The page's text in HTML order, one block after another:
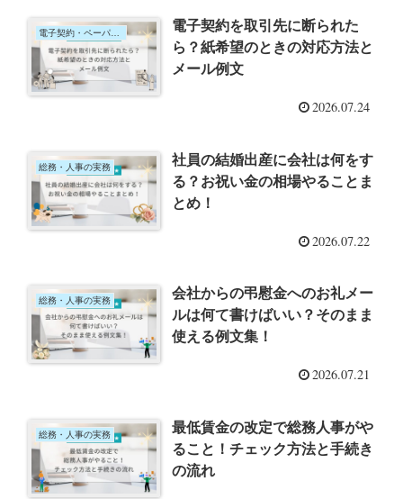
電子契約・ペーパーレス化
電子契約を取引先に断られた
ら？紙希望のときの対応方法と
メール例文
2026.07.24
総務・人事の実務
社員の結婚出産に会社は何をす
る？お祝い金の相場やることま
とめ！
2026.07.22
総務・人事の実務
会社からの弔慰金へのお礼メー
ルは何て書けばいい？そのまま
使える例文集！
2026.07.21
総務・人事の実務
最低賃金の改定で総務人事がや
ること！チェック方法と手続き
の流れ